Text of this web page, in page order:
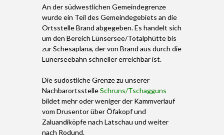
An der südwestlichen Gemeindegrenze
wurde ein Teil des Gemeindegebiets an die
Ortsstelle Brand abgegeben. Es handelt sich
um den Bereich Lünsersee/Totalphütte bis
zur Schesaplana, der von Brand aus durch die
Lünerseebahn schneller erreichbar ist.
Die südöstliche Grenze zu unserer
NachbarortsstelleSchruns/Tschagguns
bildet mehr oder weniger der Kammverlauf
vom Drusentor über Öfakopf und
Zaluandiköpfe nach Latschau und weiter
nach Rodund.